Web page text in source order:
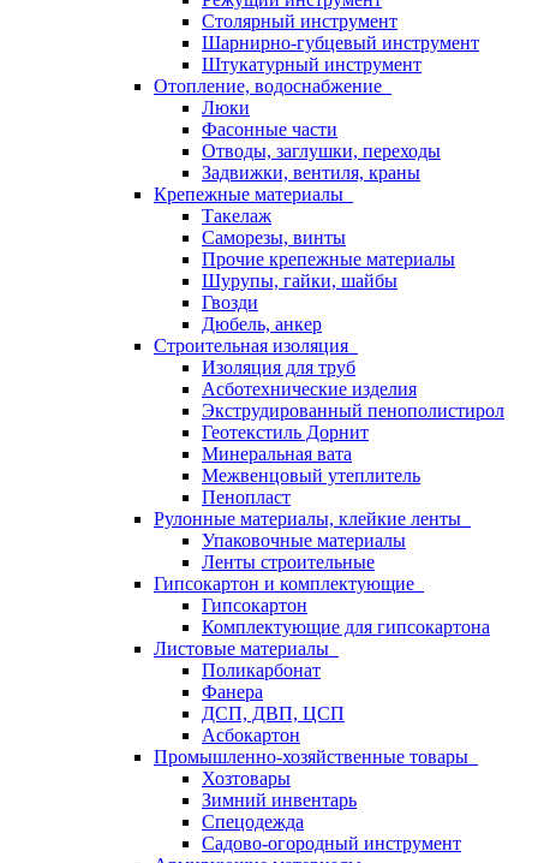
Столярный инструмент
Шарнирно-губцевый инструмент
Штукатурный инструмент
Отопление, водоснабжение
Люки
Фасонные части
Отводы, заглушки, переходы
Задвижки, вентиля, краны
Крепежные материалы
Такелаж
Саморезы, винты
Прочие крепежные материалы
Шурупы, гайки, шайбы
Гвозди
Дюбель, анкер
Строительная изоляция
Изоляция для труб
Асботехнические изделия
Экструдированный пенополистирол
Геотекстиль Дорнит
Минеральная вата
Межвенцовый утеплитель
Пенопласт
Рулонные материалы, клейкие ленты
Упаковочные материалы
Ленты строительные
Гипсокартон и комплектующие
Гипсокартон
Комплектующие для гипсокартона
Листовые материалы
Поликарбонат
Фанера
ДСП, ДВП, ЦСП
Асбокартон
Промышленно-хозяйственные товары
Хозтовары
Зимний инвентарь
Спецодежда
Садово-огородный инструмент